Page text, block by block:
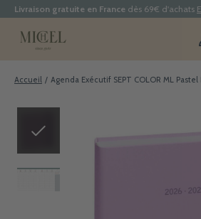
Livraison gratuite en France dès 69€ d'achats
Accueil / Agenda Exécutif SEPT COLOR ML Pastel